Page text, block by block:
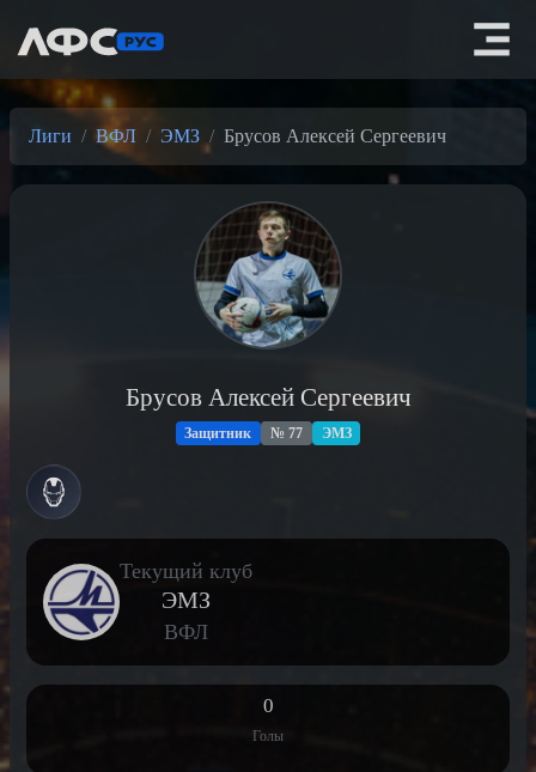
Лиги ВФЛ ЭМЗ Брусов Алексей Сергеевич
Брусов Алексей Сергеевич
Защитник № 77 ЭМЗ
Текущий клуб
ЭМЗ
ВФЛ
0
Голы